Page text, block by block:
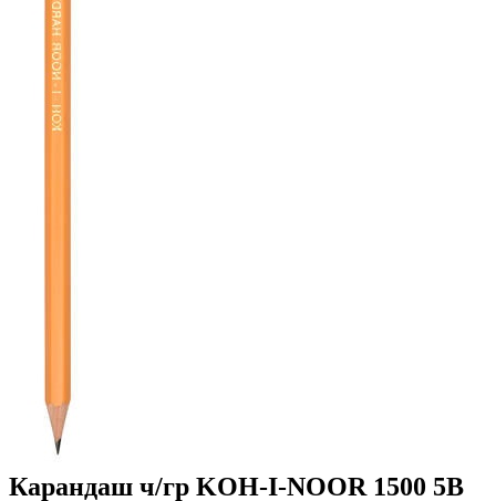
Карандаш ч/гр KOH-I-NOOR 1500 5B